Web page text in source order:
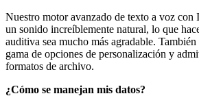
Nuestro motor avanzado de texto a voz con
un sonido increíblemente natural, lo que
auditiva sea mucho más agradable.
gama de opciones de personalización y
formatos de archivo.
¿Cómo se manejan mis datos?